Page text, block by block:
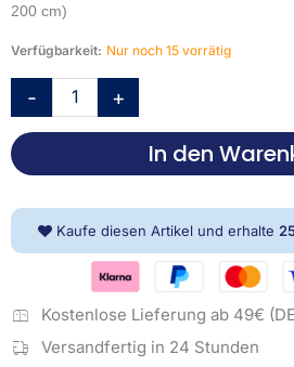
200 cm)
Verfügbarkeit: Nur noch 15 vorrätig
-
Paw
Bettwäsche-
Set
'Puppy
Love'
135x200
+
In den
Kaufe diesen Artikel und erhalte
Kostenlose Lieferung ab 49€
Versandfertig in 24 Stunden